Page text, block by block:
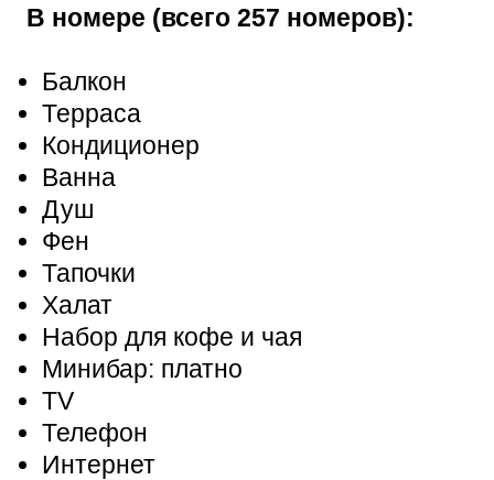
В номере (всего 257 номеров):
Балкон
Терраса
Кондиционер
Ванна
Душ
Фен
Тапочки
Халат
Набор для кофе и чая
Минибар: платно
TV
Телефон
Интернет